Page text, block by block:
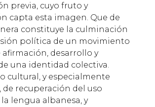
previa, cuyo fruto y
capta esta imagen. Que de
constituye la culminación
política de un movimiento
afirmación, desarrollo y
una identidad colectiva.
cultural, y especialmente
de recuperación del uso
lengua albanesa, y